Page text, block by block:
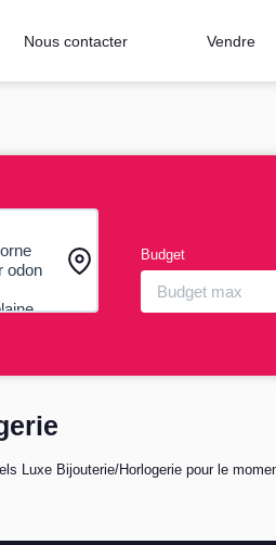
Nous contacter Vendre
Budget
Luxe Bijouterie/Horlogerie pour le